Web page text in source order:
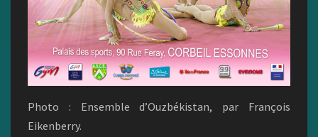
Photo : Ensemble d’Ouzbékistan, par François
Eikenberry.